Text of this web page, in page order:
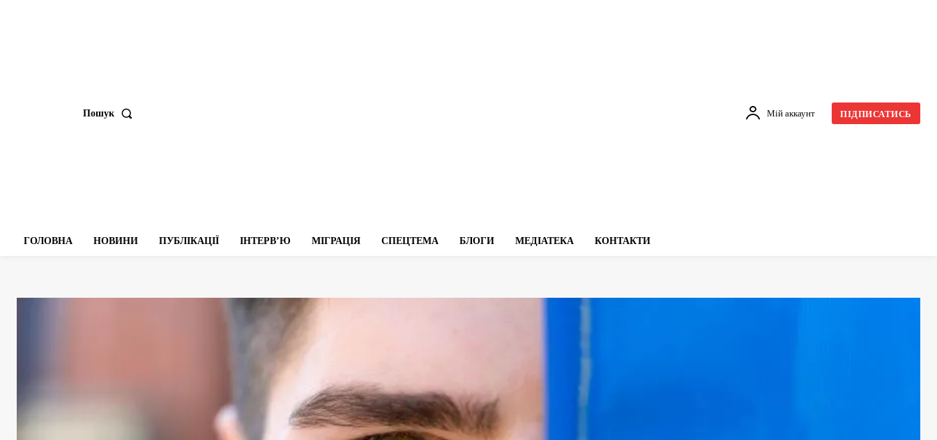
Пошук Мій аккаунт ПІДПИСАТИСЬ
ГОЛОВНА НОВИНИ ПУБЛІКАЦІЇ ІНТЕРВʼЮ МІГРАЦІЯ СПЕЦТЕМА БЛОГИ МЕДІАТЕКА КОНТАКТИ